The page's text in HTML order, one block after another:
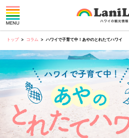
トップ コラム ハワイで子育て中！あやのとれたてハワイ